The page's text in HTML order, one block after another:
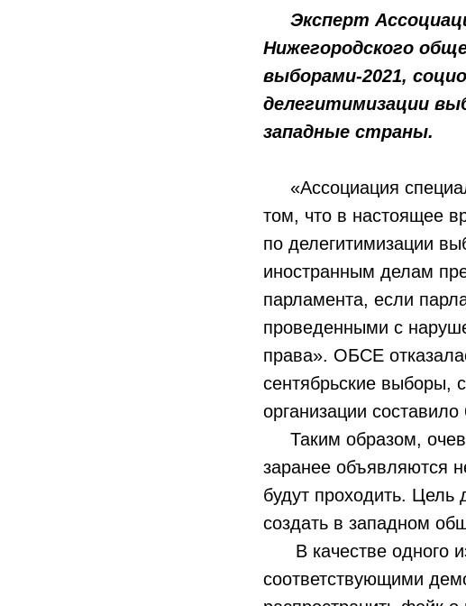
Эксперт
Нижегородского
выборами-2021,
делегитимизации
западные страны.
«Ассоциация
том, что в настоящее
по делегитимизации
иностранным делам
парламента, если
проведенными с
права». ОБСЕ
сентябрьские выборы,
организации
Таким образом,
заранее объявляются
будут проходить. Цель
создать в западном
В качестве одного
соответствующими